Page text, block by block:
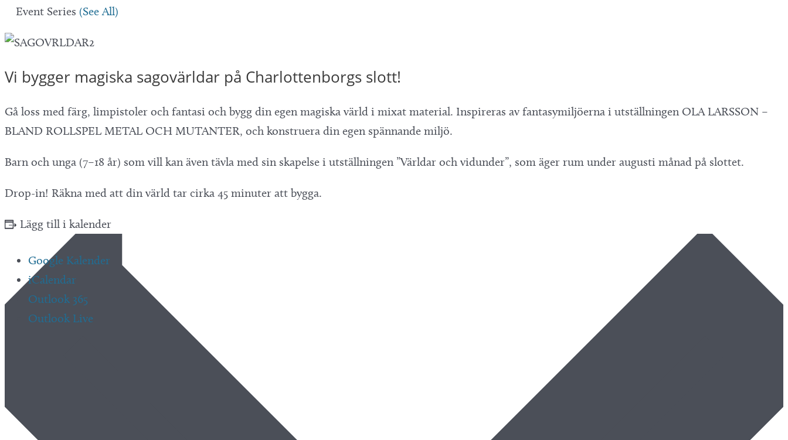
Event Series (See All)
Vi bygger magiska sagovärldar på Charlottenborgs slott!
Gå loss med färg, limpistoler och fantasi och bygg din egen magiska värld i mixat material. Inspireras av fantasymiljöerna i utställningen OLA LARSSON –
BLAND ROLLSPEL METAL OCH MUTANTER, och konstruera din egen spännande miljö.
Barn och unga (7–18 år) som vill kan även tävla med sin skapelse i utställningen ”Världar och vidunder”, som äger rum under augusti månad på slottet.
Drop-in! Räkna med att din värld tar cirka 45 minuter att bygga.
Lägg till i kalender
Google Kalender
iCalendar
Outlook 365
Outlook Live